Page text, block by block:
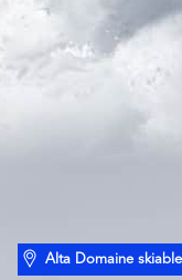
Alta Domaine skiable